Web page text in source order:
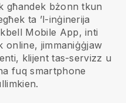
għandek bżonn tkun
ta ’l-inġinerija
Mobile App, inti
online, jimmaniġġjaw
klijent tas-servizz u
fuq smartphone